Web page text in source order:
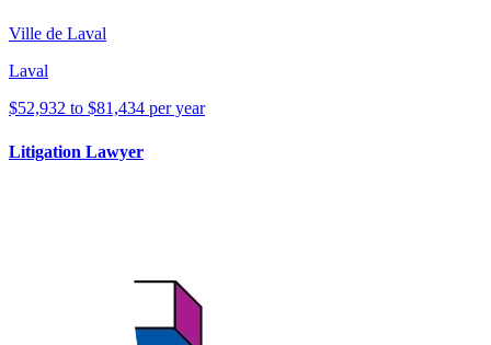
Ville de Laval
Laval
$52,932 to $81,434 per year
Litigation Lawyer